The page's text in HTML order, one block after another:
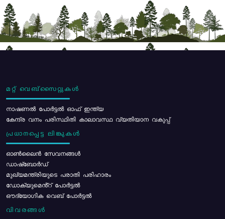
മറ്റ് വെബ്സൈറ്റുകൾ
നാഷണൽ പോർട്ടൽ ഓഫ് ഇന്ത്യ
കേന്ദ്ര വനം പരിസ്ഥിതി കാലാവസ്ഥ വ്യതിയാന വകുപ്പ്
പ്രധാനപ്പെട്ട ലിങ്കുകൾ
ഓൺലൈൻ സേവനങ്ങൾ
ഡാഷ്ബോർഡ്
മുഖ്യമന്ത്രിയുടെ പരാതി പരിഹാരം
ഡോക്യുമെൻ്റ് പോർട്ടൽ
ഔദ്യോഗിക വെബ് പോർട്ടൽ
വിവരങ്ങൾ